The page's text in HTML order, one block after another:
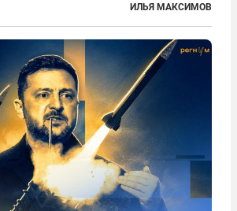
раскол внутри Евросоюза,
что десятилетиями
миграционная политика ЕС
ИЛЬЯ МАКСИМОВ